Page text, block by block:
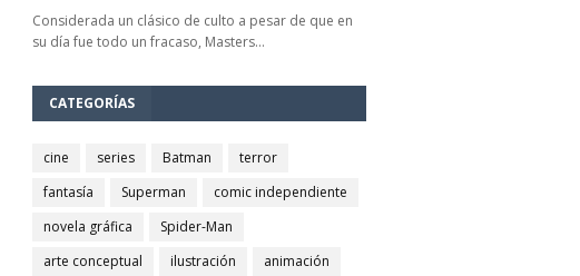
Considerada un clásico de culto a pesar de que en
su día fue todo un fracaso, Masters…
CATEGORÍAS
cine series Batman
terror
fantasía
Superman
comic independiente
novela gráfica
Spider-Man
arte conceptual
ilustración
animación